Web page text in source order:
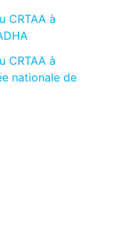
CRTAA à
CRTAA à
nationale de